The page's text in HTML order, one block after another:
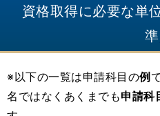
資格取得に必要な単
※以下の一覧は申請科目の例
名ではなくあくまでも申請科